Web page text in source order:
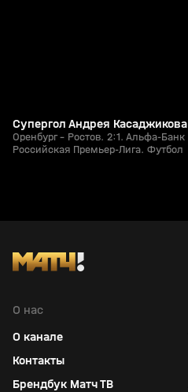
Супергол Андрея Касаджикова
Оренбург - Ростов. 2:1. Альфа-Банк
Российская Премьер-Лига. Футбол
О нас
О канале
Контакты
Брендбук Матч ТВ